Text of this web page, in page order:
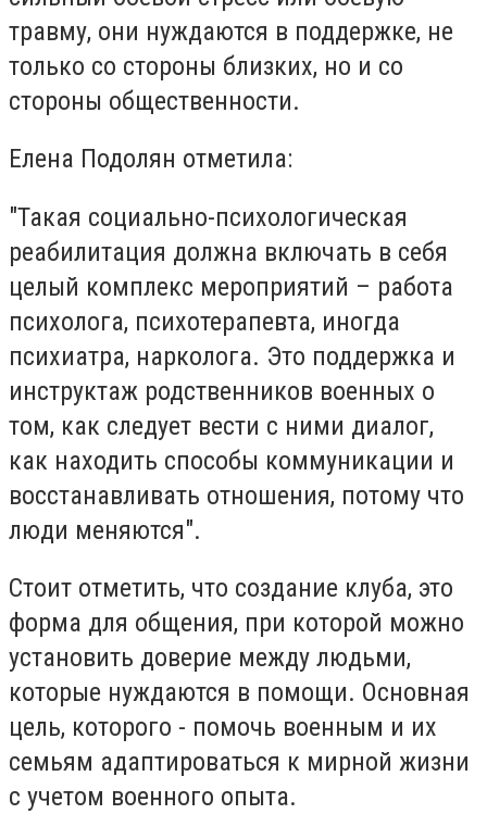
травму, они нуждаются в поддержке, не
только со стороны близких, но и со
стороны общественности.
Елена Подолян отметила:
"Такая социально-психологическая
реабилитация должна включать в себя
целый комплекс мероприятий – работа
психолога, психотерапевта, иногда
психиатра, нарколога. Это поддержка и
инструктаж родственников военных о
том, как следует вести с ними диалог,
как находить способы коммуникации и
восстанавливать отношения, потому что
люди меняются".
Стоит отметить, что создание клуба, это
форма для общения, при которой можно
установить доверие между людьми,
которые нуждаются в помощи. Основная
цель, которого - помочь военным и их
семьям адаптироваться к мирной жизни
с учетом военного опыта.